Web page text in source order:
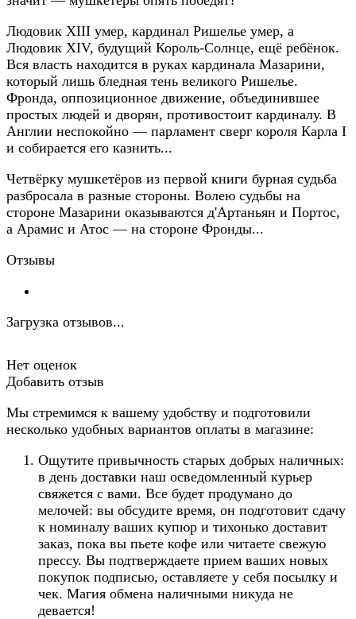
Людовик XIII умер, кардинал Ришелье умер, а
Людовик XIV, будущий Король-Солнце, ещё ребёнок.
Вся власть находится в руках кардинала Мазарини,
который лишь бледная тень великого Ришелье.
Фронда, оппозиционное движение, объединившее
простых людей и дворян, противостоит кардиналу. В
Англии неспокойно — парламент сверг короля Карла I
и собирается его казнить...
Четвёрку мушкетёров из первой книги бурная судьба
разбросала в разные стороны. Волею судьбы на
стороне Мазарини оказываются д'Артаньян и Портос,
а Арамис и Атос — на стороне Фронды...
Отзывы
Загрузка отзывов...
Нет оценок
Добавить отзыв
Мы стремимся к вашему удобству и подготовили
несколько удобных вариантов оплаты в магазине:
Ощутите привычность старых добрых наличных:
в день доставки наш осведомленный курьер
свяжется с вами. Все будет продумано до
мелочей: вы обсудите время, он подготовит сдачу
к номиналу ваших купюр и тихонько доставит
заказ, пока вы пьете кофе или читаете свежую
прессу. Вы подтверждаете прием ваших новых
покупок подписью, оставляете у себя посылку и
чек. Магия обмена наличными никуда не
девается!